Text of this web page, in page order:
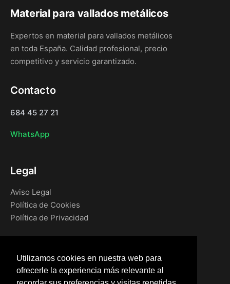
Utilizamos cookies en nuestra web para
ofrecerle la experiencia más relevante al
Material para vallados metálicos
Expertos en material para vallados metálicos
en toda España. Calidad profesional, precio
competitivo y servicio garantizado.
Contacto
684 45 27 21
WhatsApp
Legal
Aviso Legal
Política de Cookies
Política de Privacidad
Inicio
Blog